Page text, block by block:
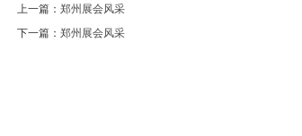
上一篇： 郑州展会风采
下一篇： 郑州展会风采